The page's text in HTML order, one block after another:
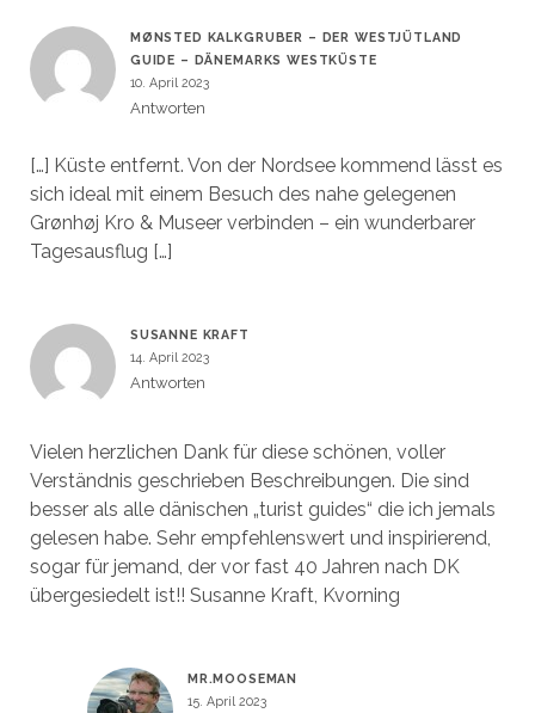
MØNSTED KALKGRUBER – DER WESTJÜTLAND
GUIDE – DÄNEMARKS WESTKÜSTE
10. April 2023
Antworten
[…] Küste entfernt. Von der Nordsee kommend lässt es
sich ideal mit einem Besuch des nahe gelegenen
Grønhøj Kro & Museer verbinden – ein wunderbarer
Tagesausflug […]
SUSANNE KRAFT
14. April 2023
Antworten
Vielen herzlichen Dank für diese schönen, voller
Verständnis geschrieben Beschreibungen. Die sind
besser als alle dänischen „turist guides“ die ich jemals
gelesen habe. Sehr empfehlenswert und inspirierend,
sogar für jemand, der vor fast 40 Jahren nach DK
übergesiedelt ist!! Susanne Kraft, Kvorning
MR.MOOSEMAN
15. April 2023